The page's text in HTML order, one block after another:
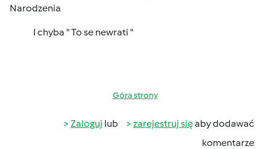
Narodzenia
I chyba " To se newrati "
Góra strony
Zaloguj lub zarejestruj sięaby dodawać
komentarze